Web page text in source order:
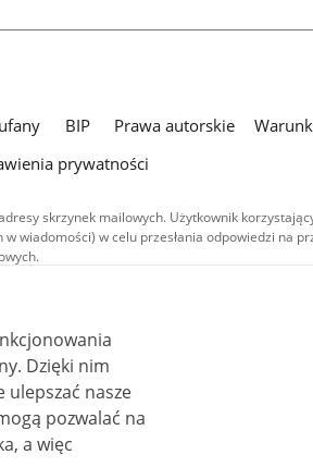
BIP Prawa autorskie
prywatności
skrzynek mailowych. Użytkownik
wiadomości) w celu przesłania odpowiedzi na
treści audiowizualnych), są
uznanie autorstwa - na tych samych
w tym zdjęcia, materiały audio i wideo,
uznanie autorstwa użycie niekomercyjne -
o ile nie jest to stwierdzone inaczej.
nasze
a więc